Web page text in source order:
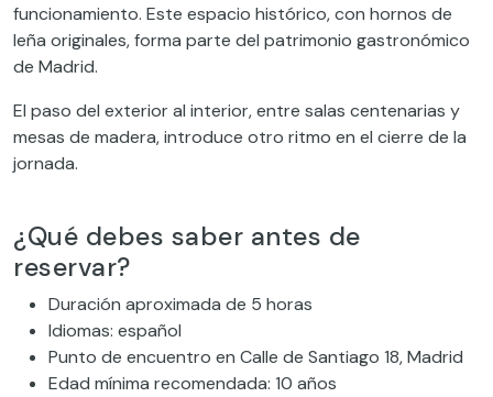
funcionamiento. Este espacio histórico, con hornos de
leña originales, forma parte del patrimonio gastronómico
de Madrid.
El paso del exterior al interior, entre salas centenarias y
mesas de madera, introduce otro ritmo en el cierre de la
jornada.
¿Qué debes saber antes de
reservar?
Duración aproximada de 5 horas
Idiomas: español
Punto de encuentro en Calle de Santiago 18, Madrid
Edad mínima recomendada: 10 años